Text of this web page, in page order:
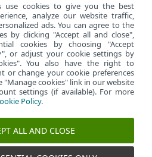
ESET
use cookies to give you the best
analyze our website traffic,
ads. You can agree to the
by clicking "Accept all and close",
cookies by choosing "Accept
or adjust your cookie settings by
You also have the right to
or change your cookie preferences
"Manage cookies" link in our website
settings (if available). For more
Policy.
ALL AND CLOSE